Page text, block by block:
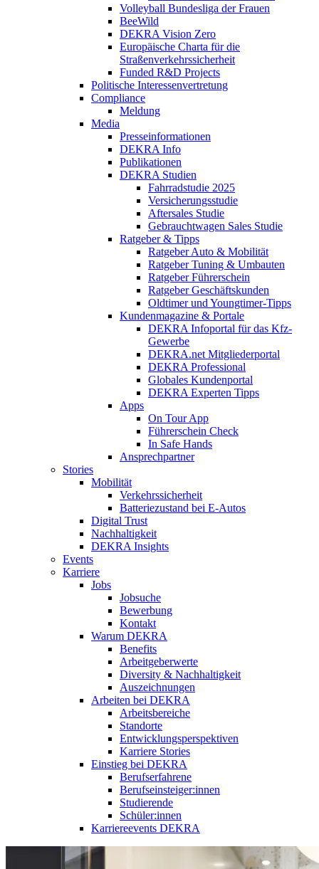
Volleyball Bundesliga der Frauen
BeeWild
DEKRA Vision Zero
Europäische Charta für die
Straßenverkehrssicherheit
Funded R&D Projects
Politische Interessenvertretung
Compliance
Meldung
Media
Presseinformationen
DEKRA Info
Publikationen
DEKRA Studien
Fahrradstudie 2025
Versicherungsstudie
Aftersales Studie
Gebrauchtwagen Sales Studie
Ratgeber & Tipps
Ratgeber Auto & Mobilität
Ratgeber Tuning & Umbauten
Ratgeber Führerschein
Ratgeber Geschäftskunden
Oldtimer und Youngtimer-Tipps
Kundenmagazine & Portale
DEKRA Infoportal für das Kfz-
Gewerbe
DEKRA.net Mitgliederportal
DEKRA Professional
Globales Kundenportal
DEKRA Experten Tipps
Apps
On Tour App
Führerschein Check
In Safe Hands
Ansprechpartner
Stories
Mobilität
Verkehrssicherheit
Batteriezustand bei E-Autos
Digital Trust
Nachhaltigkeit
DEKRA Insights
Events
Karriere
Jobs
Jobsuche
Bewerbung
Kontakt
Warum DEKRA
Benefits
Arbeitgeberwerte
Diversity & Nachhaltigkeit
Auszeichnungen
Arbeiten bei DEKRA
Arbeitsbereiche
Standorte
Entwicklungsperspektiven
Karriere Stories
Einstieg bei DEKRA
Berufserfahrene
Berufseinsteiger:innen
Studierende
Schüler:innen
Karriereevents DEKRA